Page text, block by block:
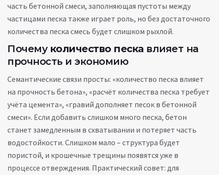
часть бетонной смеси, заполняющая пустоты между
частицами песка также играет роль, но без достаточного
количества песка смесь будет слишком рыхлой.
Почему количество пескавлияет на
прочность и экономию
Семантические связи просты: «количество песка влияет
на прочность бетона», «расчёт количества песка требует
учёта цемента», «гравий дополняет песок в бетонной
смеси». Если добавить слишком много песка, бетон
станет замедленным в схватывании и потеряет часть
водостойкости. Слишком мало – структура будет
пористой, и крошечные трещины появятся уже в
процессе отверждения. Практический совет: для